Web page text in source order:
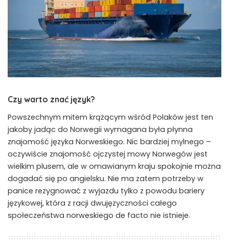
Czy warto znać język?
Powszechnym mitem krążącym wśród Polaków jest ten
jakoby jadąc do Norwegii wymagana była płynna
znajomość języka Norweskiego. Nic bardziej mylnego –
oczywiście znajomość ojczystej mowy Norwegów jest
wielkim plusem, ale w omawianym kraju spokojnie można
dogadać się po angielsku. Nie ma zatem potrzeby w
panice rezygnować z wyjazdu tylko z powodu bariery
językowej, która z racji dwujęzyczności całego
społeczeństwa norweskiego de facto nie istnieje.